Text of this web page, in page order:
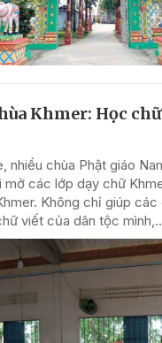
Khmer: Học
nhiều chùa Phật giáo
mở các lớp dạy chữ
Không chỉ giúp
viết của dân tộc